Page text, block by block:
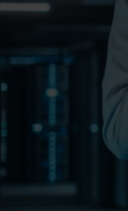
alan
suurten
tarvittavien
onnistua
Lue lisää